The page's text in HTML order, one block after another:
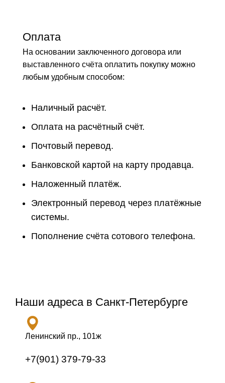
Оплата
На основании заключенного договора или
выставленного счёта оплатить покупку можно
любым удобным способом:
Наличный расчёт.
Оплата на расчётный счёт.
Почтовый перевод.
Банковской картой на карту продавца.
Наложенный платёж.
Электронный перевод через платёжные
системы.
Пополнение счёта сотового телефона.
Наши адреса в Санкт-Петербурге
Ленинский пр., 101ж
+7(901) 379-79-33